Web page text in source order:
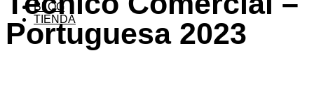
BLOG
TIENDA
Portuguesa 2023